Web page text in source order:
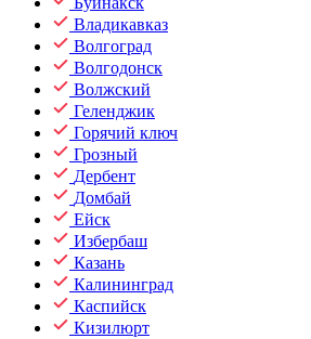
Владикавказ
Волгоград
Волгодонск
Волжский
Геленджик
Горячий ключ
Грозный
Дербент
Домбай
Ейск
Избербаш
Казань
Калининград
Каспийск
Кизилюрт